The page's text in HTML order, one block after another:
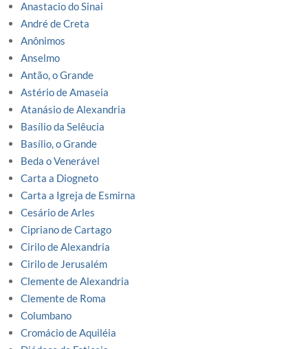
Anastacio do Sinai
André de Creta
Anônimos
Anselmo
Antão, o Grande
Astério de Amaseia
Atanásio de Alexandria
Basílio da Selêucia
Basílio, o Grande
Beda o Venerável
Carta a Diogneto
Carta a Igreja de Esmirna
Cesário de Arles
Cipriano de Cartago
Cirilo de Alexandria
Cirilo de Jerusalém
Clemente de Alexandria
Clemente de Roma
Columbano
Cromácio de Aquiléia